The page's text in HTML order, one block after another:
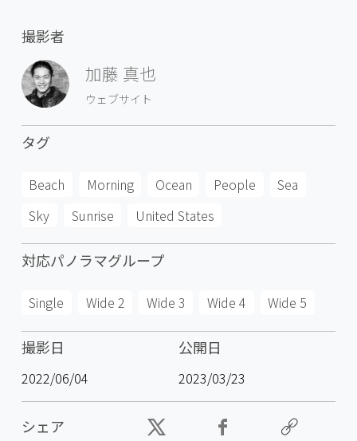
撮影者
加藤 真也
ウェブサイト
タグ
Beach Morning Ocean People
Sea
Sky
Sunrise United States
対応パノラマグループ
Single Wide 2 Wide 3 Wide 4 Wide 5
撮影日
2022/06/04
公開日
2023/03/23
シェア